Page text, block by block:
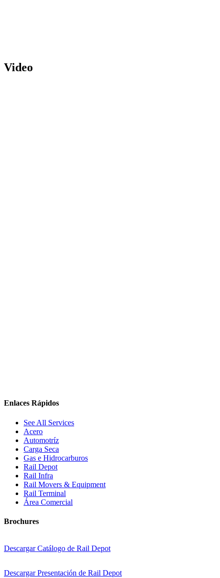
Video
Enlaces Rápidos
See All Services
Acero
Automotríz
Carga Seca
Gas e Hidrocarburos
Rail Depot
Rail Infra
Rail Movers & Equipment
Rail Terminal
Área Comercial
Brochures
Descargar Catálogo de Rail Depot
Descargar Presentación de Rail Depot